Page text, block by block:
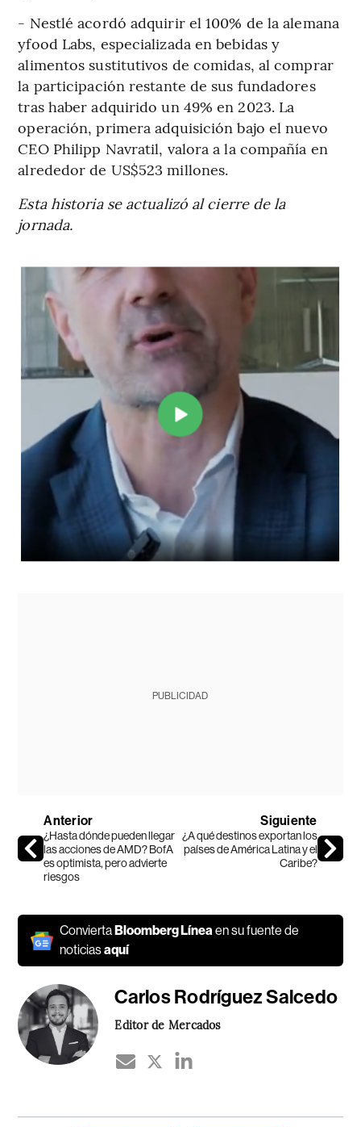
- Nestlé acordó adquirir el 100% de la alemana
yfood Labs, especializada en bebidas y
alimentos sustitutivos de comidas, al comprar
la participación restante de sus fundadores
tras haber adquirido un 49% en 2023. La
operación, primera adquisición bajo el nuevo
CEO Philipp Navratil, valora a la compañía en
alrededor de US$523 millones.
Esta historia se actualizó al cierre de la
jornada.
PUBLICIDAD
Anterior
¿Hasta dónde pueden llegar
las acciones de AMD? BofA
es optimista, pero advierte
riesgos
Siguiente
¿A qué destinos exportan los
países de América Latina y el
Caribe?
Convierta Bloomberg Líneaen su fuente de
noticiasaquí
Carlos Rodríguez Salcedo
Editor de Mercados